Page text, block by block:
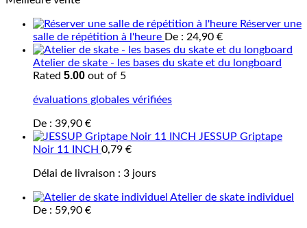
Réserver une
salle de répétition à l'heure De : 24,90 €
Atelier de skate - les bases du skate et du longboard
Rated 5.00 out of 5
évaluations globales vérifiées
De : 39,90 €
JESSUP Griptape
Noir 11 INCH 0,79 €
Délai de livraison : 3 jours
Atelier de skate individuel
De : 59,90 €